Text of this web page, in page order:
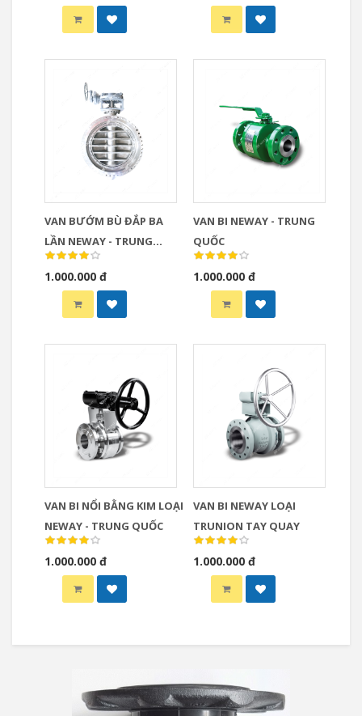
VAN BƯỚM BÙ ĐẮP BA
LẦN NEWAY - TRUNG
QUỐC
1.000.000 đ
VAN BI NEWAY - TRUNG
QUỐC
1.000.000 đ
VAN BI NỔI BẰNG KIM LOẠI
NEWAY - TRUNG QUỐC
1.000.000 đ
VAN BI NEWAY LOẠI
TRUNION TAY QUAY
1.000.000 đ